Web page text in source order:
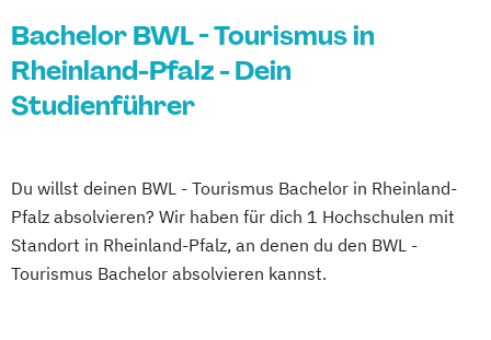
Bachelor BWL - Tourismus in
Rheinland-Pfalz - Dein
Studienführer
Du willst deinen BWL - Tourismus Bachelor in Rheinland-
Pfalz absolvieren? Wir haben für dich 1 Hochschulen mit
Standort in Rheinland-Pfalz, an denen du den BWL -
Tourismus Bachelor absolvieren kannst.